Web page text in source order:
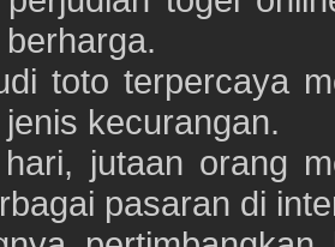
toto terpercaya
kecurangan.
jutaan orang
pasaran di